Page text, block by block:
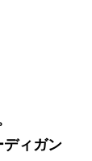
ディガン